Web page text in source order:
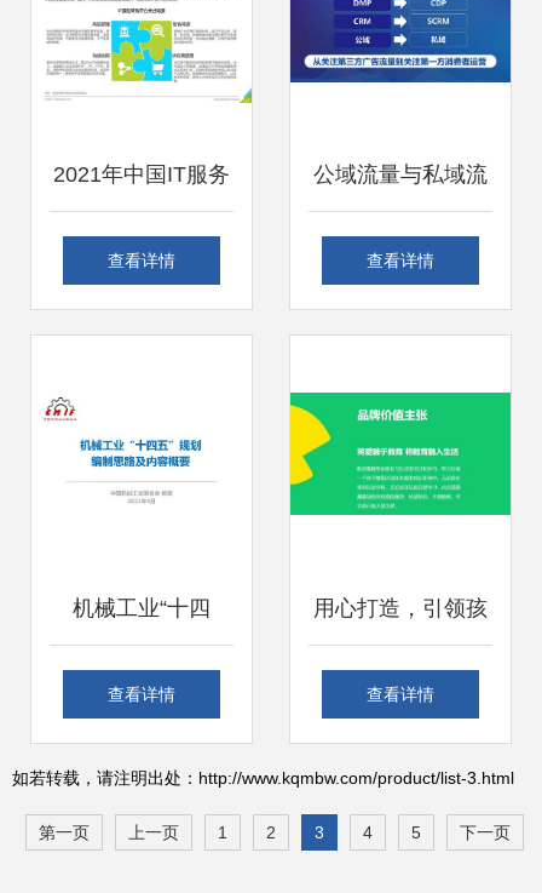
物放心
2021年中国IT服务
供应链数字化升级
查看详情
公域流量与私域流
量融合新玩法 数字
新路径
查看详情
机械工业“十四
五”规划编制思路及
查看详情
用心打造，引领孩
子自主学习的创新
查看详情
如若转载，请注明出处：http://www.kqmbw.com/product/list-3.html
第一页 上一页 1 2 3 4 5 下一页